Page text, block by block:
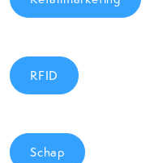
RFID
Schap